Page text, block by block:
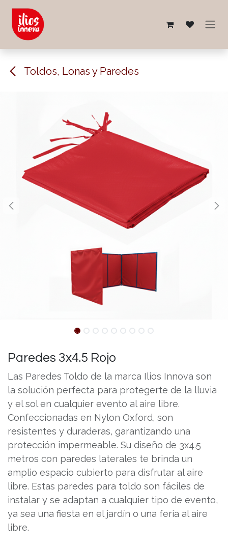
Ir al contenido
Toldos, Lonas y Paredes
Paredes 3x4.5 Rojo
Las Paredes Toldo de la marca Ilios Innova son
la solución perfecta para protegerte de la lluvia
y el sol en cualquier evento al aire libre.
Confeccionadas en Nylon Oxford, son
resistentes y duraderas, garantizando una
protección impermeable. Su diseño de 3x4.5
metros con paredes laterales te brinda un
amplio espacio cubierto para disfrutar al aire
libre. Estas paredes para toldo son fáciles de
instalar y se adaptan a cualquier tipo de evento,
ya sea una fiesta en el jardín o una feria al aire
libre.